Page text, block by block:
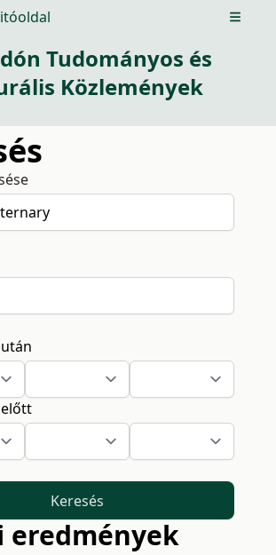
Open
Tudományos és
Közlemények
Keresés
eredmények